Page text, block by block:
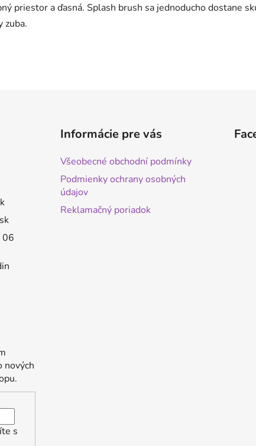
priestor a ďasná. Splash brush sa jednoducho dostane
zuba.
06
Informácie pre vás
Všeobecné obchodní podmínky
Podmienky ochrany osobných
údajov
Reklamačný poriadok
nových
s